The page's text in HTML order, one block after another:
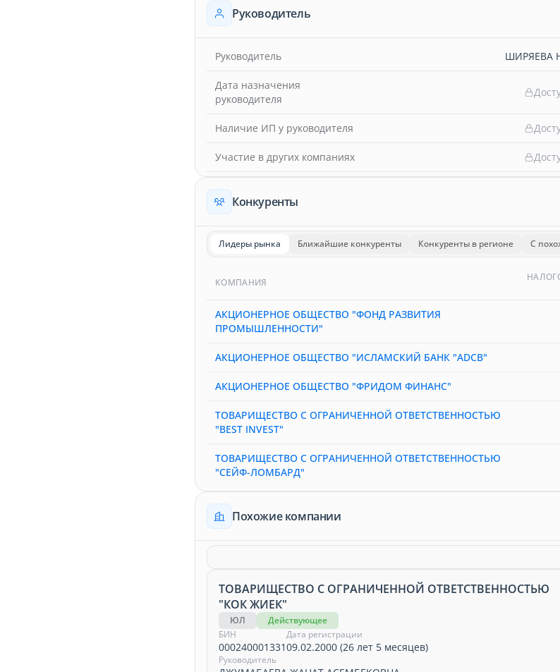
Руководитель
Руководитель ШИРЯЕВА
Дата назначения
руководителя
Наличие ИП у руководителя
Участие в других компаниях
Конкуренты
Лидеры рынка Ближайшие конкуренты Конкуренты в регионе С
КОМПАНИЯ
АКЦИОНЕРНОЕ ОБЩЕСТВО "ФОНД РАЗВИТИЯ
ПРОМЫШЛЕННОСТИ"
АКЦИОНЕРНОЕ ОБЩЕСТВО "ИСЛАМСКИЙ БАНК "ADCB"
АКЦИОНЕРНОЕ ОБЩЕСТВО "ФРИДОМ ФИНАНС"
ТОВАРИЩЕСТВО С ОГРАНИЧЕННОЙ ОТВЕТСТВЕННОСТЬЮ
"BEST INVEST"
ТОВАРИЩЕСТВО С ОГРАНИЧЕННОЙ ОТВЕТСТВЕННОСТЬЮ
"СЕЙФ-ЛОМБАРД"
Похожие компании
ТОВАРИЩЕСТВО С ОГРАНИЧЕННОЙ ОТВЕТСТВЕННОСТЬЮ
"КОК ЖИЕК"
ЮЛ
Действующее
БИН
000240001331
Дата регистрации
09.02.2000 (26 лет 5 месяцев)
Руководитель